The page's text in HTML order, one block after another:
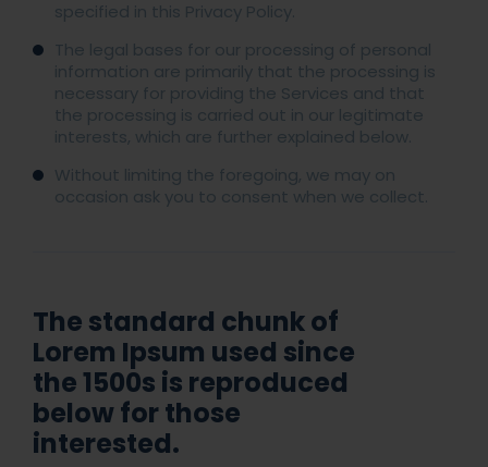
specified in this Privacy Policy.
The legal bases for our processing of personal
information are primarily that the processing is
necessary for providing the Services and that
the processing is carried out in our legitimate
interests, which are further explained below.
Without limiting the foregoing, we may on
occasion ask you to consent when we collect.
The standard chunk of
Lorem Ipsum used since
the 1500s is reproduced
below for those
interested.